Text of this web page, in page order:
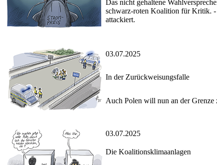
Das nicht gehaltene
schwarz-roten Koalition für Kritik. -
attackiert.
03.07.2025
In der Zurückweisungsfalle
Auch Polen will nun an der Grenze
03.07.2025
Die Koalitionsklimaanlagen